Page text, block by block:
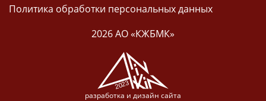
Политика обработки персональных данных
2026 АО «КЖБМК»
разработка и дизайн сайта